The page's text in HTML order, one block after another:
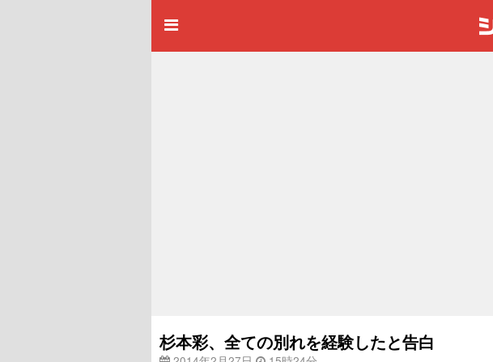
杉本彩、全ての別れを経験したと告白